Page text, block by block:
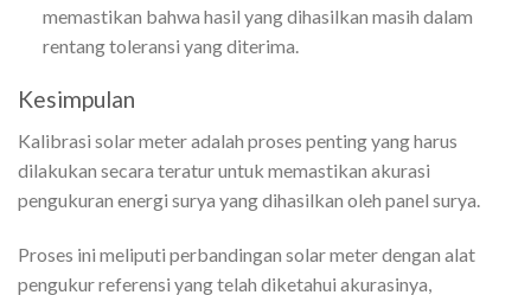
memastikan bahwa hasil yang dihasilkan masih dalam
rentang toleransi yang diterima.
Kesimpulan
Kalibrasi solar meter adalah proses penting yang harus
dilakukan secara teratur untuk memastikan akurasi
pengukuran energi surya yang dihasilkan oleh panel surya.
Proses ini meliputi perbandingan solar meter dengan alat
pengukur referensi yang telah diketahui akurasinya,